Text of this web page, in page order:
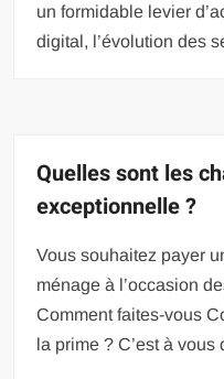
un formidable levier
digital, l’évolution des
Quelles sont les
exceptionnelle ?
Vous souhaitez payer
ménage à l’occasion
Comment faites-vous
la prime ? C’est à vous